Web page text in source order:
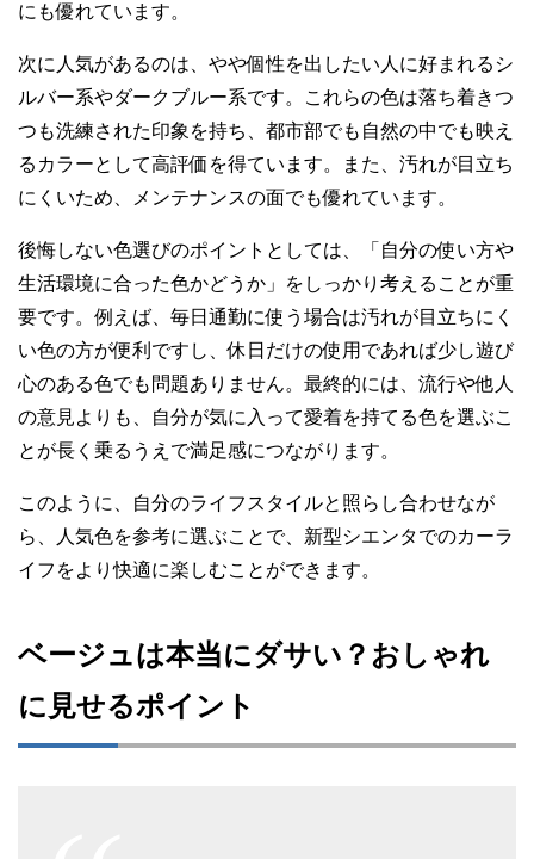
にも優れています。
次に人気があるのは、やや個性を出したい人に好まれるシ
ルバー系やダークブルー系です。これらの色は落ち着きつ
つも洗練された印象を持ち、都市部でも自然の中でも映え
るカラーとして高評価を得ています。また、汚れが目立ち
にくいため、メンテナンスの面でも優れています。
後悔しない色選びのポイントとしては、「自分の使い方や
生活環境に合った色かどうか」をしっかり考えることが重
要です。例えば、毎日通勤に使う場合は汚れが目立ちにく
い色の方が便利ですし、休日だけの使用であれば少し遊び
心のある色でも問題ありません。最終的には、流行や他人
の意見よりも、自分が気に入って愛着を持てる色を選ぶこ
とが長く乗るうえで満足感につながります。
このように、自分のライフスタイルと照らし合わせなが
ら、人気色を参考に選ぶことで、新型シエンタでのカーラ
イフをより快適に楽しむことができます。
ベージュは本当にダサい？おしゃれ
に見せるポイント